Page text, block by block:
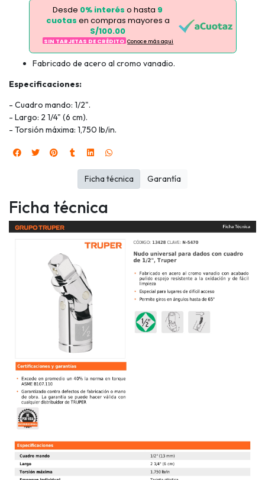
Desde 0% interés o hasta 9
cuotas en compras mayores a
S/100.00
SIN TARJETAS DE CRÉDITO Conoce más aqui
Fabricado de acero al cromo vanadio.
Especificaciones:
- Cuadro mando: 1/2".
- Largo: 2 1/4" (6 cm).
- Torsión máxima: 1,750 lb/in.
Ficha técnica
Ficha técnica Garantía